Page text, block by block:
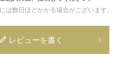
は数日ほどかかる場合がございます。
レビューを書く